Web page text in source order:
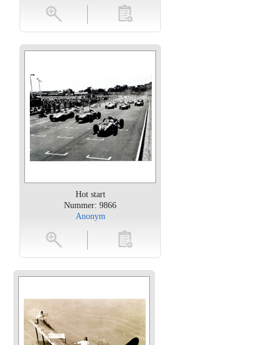
toevoegen
Hot start
Nummer: 9866
Anonym
toevoegen